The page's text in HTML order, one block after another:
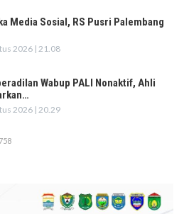
Media Sosial, RS Pusri Palembang
2026 | 21.08
Wabup PALI Nonaktif, Ahli
2026 | 20.29